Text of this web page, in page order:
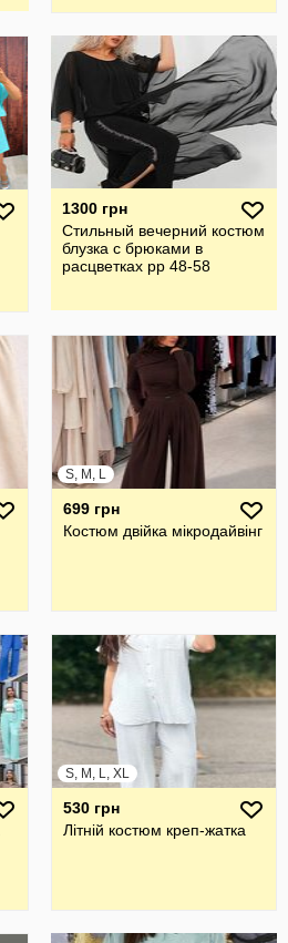
1300 грн
Стильный вечерний костюм
блузка с брюками в
расцветках рр 48-58
S, M, L
699 грн
Костюм двійка мікродайвінг
S, M, L, XL
530 грн
Літній костюм креп-жатка